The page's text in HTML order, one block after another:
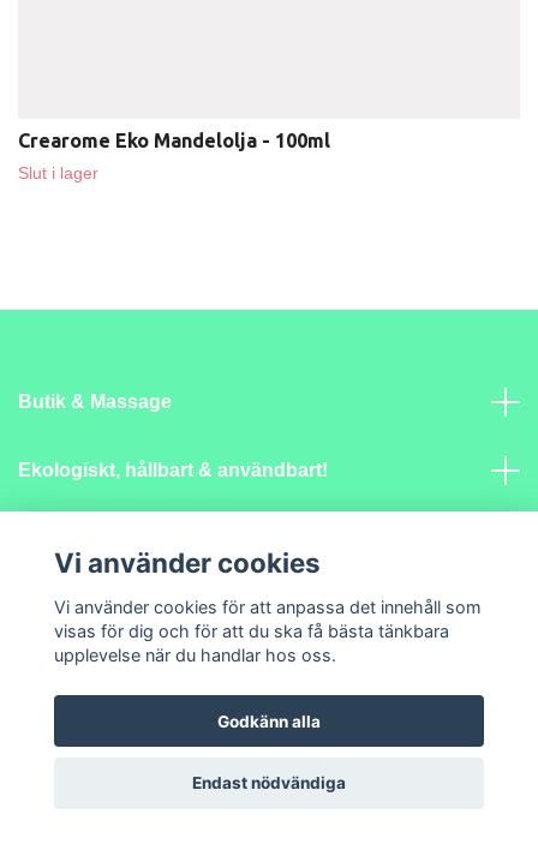
Crearome Eko Mandelolja - 100ml
Slut i lager
Butik & Massage
Ekologiskt, hållbart & användbart!
Sociala medier
© 2026 Lantlig Själ
Vi använder cookies
Vi använder cookies för att anpassa det innehåll som
visas för dig och för att du ska få bästa tänkbara
upplevelse när du handlar hos oss.
Godkänn alla
Endast nödvändiga